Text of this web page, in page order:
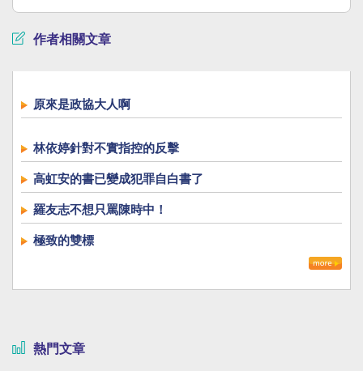
作者相關文章
原來是政協大人啊
林依婷針對不實指控的反擊
高虹安的書已變成犯罪自白書了
羅友志不想只罵陳時中！
極致的雙標
熱門文章